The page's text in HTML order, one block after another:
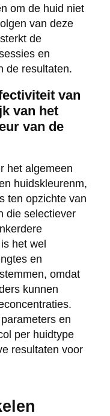
om de huid niet
van deze
de
en
de resultaten.
van
van het
van de
het algemeen
huidskleurenm,
ten opzichte van
die selectiever
het wel
en
omdat
kunnen
en
per huidtype
resultaten voor